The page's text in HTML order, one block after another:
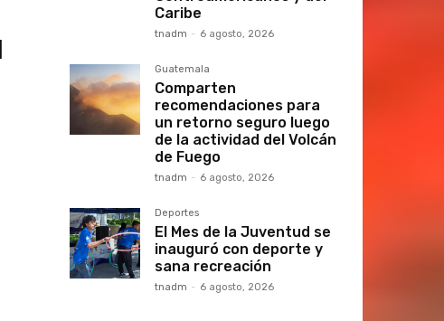
Caribe
tnadm - 6 agosto, 2026
Guatemala
Comparten
recomendaciones para
un retorno seguro luego
de la actividad del Volcán
de Fuego
tnadm - 6 agosto, 2026
Deportes
El Mes de la Juventud se
inauguró con deporte y
sana recreación
tnadm - 6 agosto, 2026